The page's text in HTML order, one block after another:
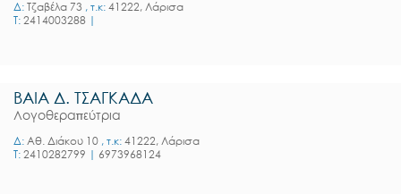
Δ: Τζαβέλα 73 , τ.κ: 41222, Λάρισα
T: 2414003288 |
ΒΑΙΑ Δ. ΤΣΑΓΚΑΔΑ
Λογοθεραπεύτρια
Δ: Αθ. Διάκου 10 , τ.κ: 41222, Λάρισα
T: 2410282799 | 6973968124